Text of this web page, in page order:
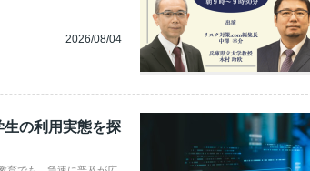
2026/08/04
の利用実態を探